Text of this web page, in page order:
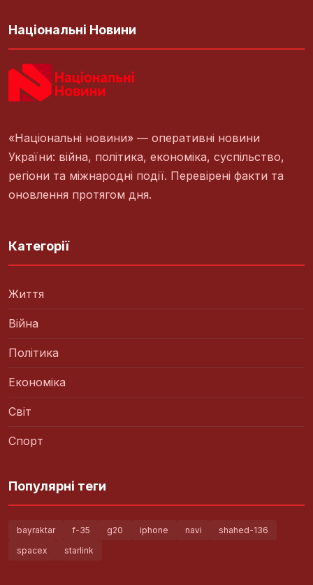
Національні Новини
«Національні новини» — оперативні новини
України: війна, політика, економіка, суспільство,
регіони та міжнародні події. Перевірені факти та
оновлення протягом дня.
Категорії
Життя
Війна
Політика
Економіка
Світ
Спорт
Популярні теги
bayraktar f-35 g20 iphone navi
shahed-136
spacex
starlink